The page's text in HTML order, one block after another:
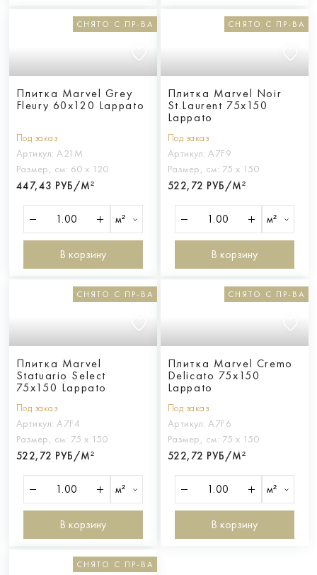
СНЯТО С ПР-ВА
Плитка Marvel Grey
Fleury 60x120 Lappato
Под заказ
Артикул: A21M
Размер, см: 60 х 120
447,43 РУБ/М²
м²
В корзину
СНЯТО С ПР-ВА
Плитка Marvel Noir
St.Laurent 75x150
Lappato
Под заказ
Артикул: A7F9
Размер, см: 75 х 150
522,72 РУБ/М²
м²
В корзину
СНЯТО С ПР-ВА
Плитка Marvel
Statuario Select
75x150 Lappato
Под заказ
Артикул: A7F4
Размер, см: 75 х 150
522,72 РУБ/М²
м²
В корзину
СНЯТО С ПР-ВА
Плитка Marvel Cremo
Delicato 75x150
Lappato
Под заказ
Артикул: A7F6
Размер, см: 75 х 150
522,72 РУБ/М²
м²
В корзину
СНЯТО С ПР-ВА